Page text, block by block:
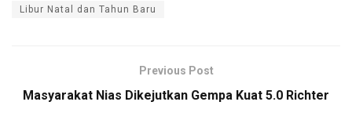
Libur Natal dan Tahun Baru
Previous Post
Masyarakat Nias Dikejutkan Gempa Kuat 5.0 Richter